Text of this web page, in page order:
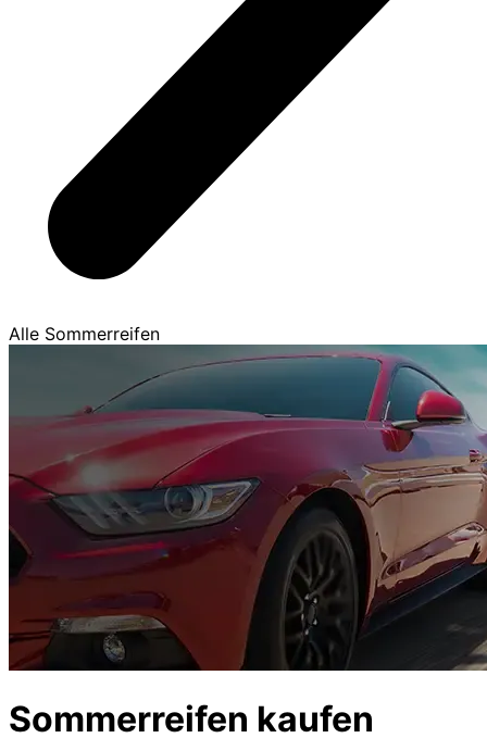
Alle Sommerreifen
Sommerreifen kaufen